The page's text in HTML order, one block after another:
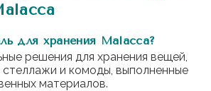
для хранения Malacca?
решения для хранения вещей,
стеллажи и комоды, выполненные
материалов.